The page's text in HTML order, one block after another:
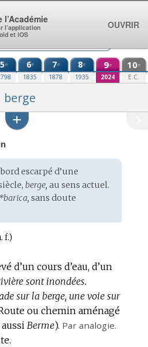
5e 6e
1835
7e
1878
8e
1935
9e
2024
10e
E.C.
berge
escarpé d’une
berge, au sens actuel.
*barica, sans doute
f.)
d’un cours d’eau, d’un
sont inondées.
sur la berge, une voie sur
ou chemin aménagé
Berme). Par analogie.
l’application
et iOS
OUVRIR